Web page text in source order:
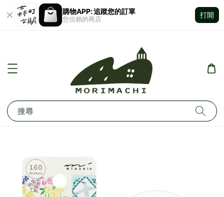
購物APP: 追蹤您的訂單
您信賴的商店
打開
搜尋